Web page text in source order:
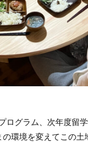
グラム、次年度留
環境を変えてこの